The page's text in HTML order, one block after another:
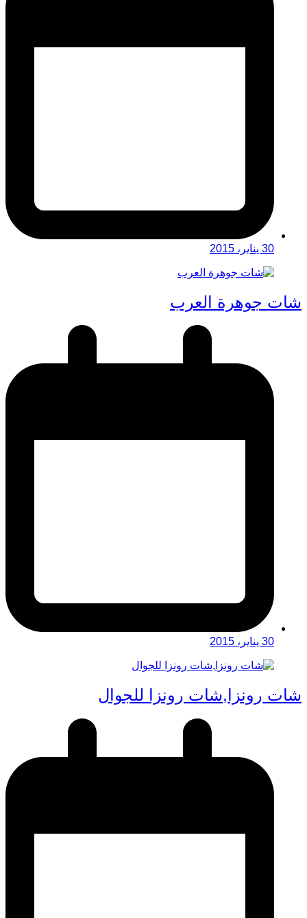
30 يناير، 2015
شات جوهرة العرب
30 يناير، 2015
شات رونزا,شات رونزا للجوال